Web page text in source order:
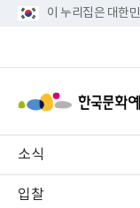
이 누리집은 대한
소식
입찰